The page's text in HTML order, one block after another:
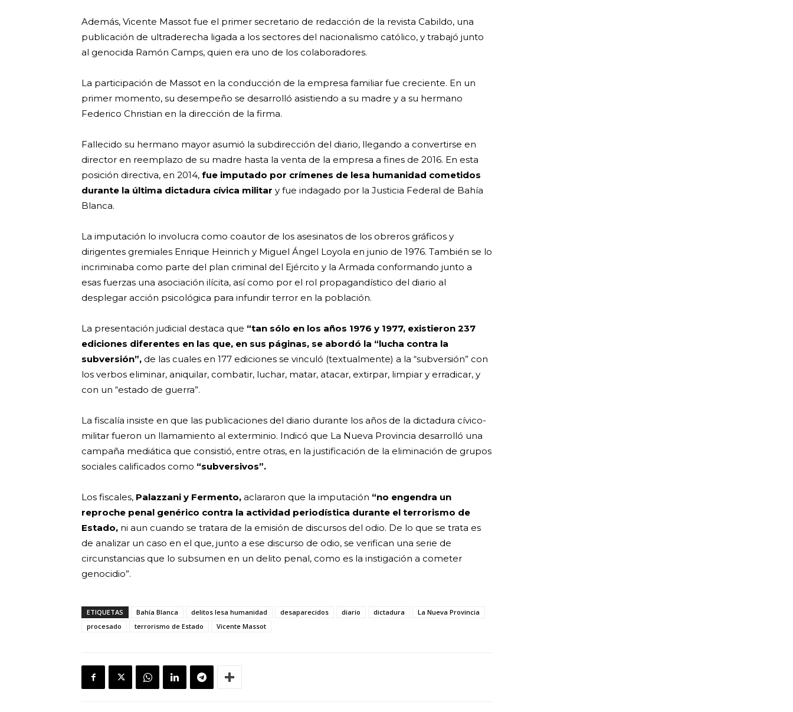
Además, Vicente Massot fue el primer secretario de redacción de la revista Cabildo, una
publicación de ultraderecha ligada a los sectores del nacionalismo católico, y trabajó junto
al genocida Ramón Camps, quien era uno de los colaboradores.
La participación de Massot en la conducción de la empresa familiar fue creciente. En un
primer momento, su desempeño se desarrolló asistiendo a su madre y a su hermano
Federico Christian en la dirección de la firma.
Fallecido su hermano mayor asumió la subdirección del diario, llegando a convertirse en
director en reemplazo de su madre hasta la venta de la empresa a fines de 2016. En esta
posición directiva, en 2014, fue imputado por crímenes de lesa humanidad cometidos
durante la última dictadura cívica militar y fue indagado por la Justicia Federal de Bahía
Blanca.
La imputación lo involucra como coautor de los asesinatos de los obreros gráficos y
dirigentes gremiales Enrique Heinrich y Miguel Ángel Loyola en junio de 1976. También se lo
incriminaba como parte del plan criminal del Ejército y la Armada conformando junto a
esas fuerzas una asociación ilícita, así como por el rol propagandístico del diario al
desplegar acción psicológica para infundir terror en la población.
La presentación judicial destaca que “tan sólo en los años 1976 y 1977, existieron 237
ediciones diferentes en las que, en sus páginas, se abordó la “lucha contra la
subversión”, de las cuales en 177 ediciones se vinculó (textualmente) a la “subversión” con
los verbos eliminar, aniquilar, combatir, luchar, matar, atacar, extirpar, limpiar y erradicar, y
con un “estado de guerra”.
La fiscalía insiste en que las publicaciones del diario durante los años de la dictadura cívico-
militar fueron un llamamiento al exterminio. Indicó que La Nueva Provincia desarrolló una
campaña mediática que consistió, entre otras, en la justificación de la eliminación de grupos
sociales calificados como “subversivos”.
Los fiscales, Palazzani y Fermento, aclararon que la imputación “no engendra un
reproche penal genérico contra la actividad periodística durante el terrorismo de
Estado, ni aun cuando se tratara de la emisión de discursos del odio. De lo que se trata es
de analizar un caso en el que, junto a ese discurso de odio, se verifican una serie de
circunstancias que lo subsumen en un delito penal, como es la instigación a cometer
genocidio”.
ETIQUETAS Bahía Blanca delitos lesa humanidad desaparecidos diario dictadura
La Nueva Provincia
procesado
terrorismo de Estado Vicente Massot